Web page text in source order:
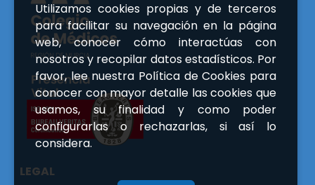
Utilizamos cookies propias y de terceros
para facilitar su navegación en la página
web, conocer cómo interactúas con
nosotros y recopilar datos estadísticos. Por
favor, lee nuestra Política de Cookies para
conocer con mayor detalle las cookies que
usamos, su finalidad y como poder
configurarlas o rechazarlas, si así lo
considera.
LEGAL